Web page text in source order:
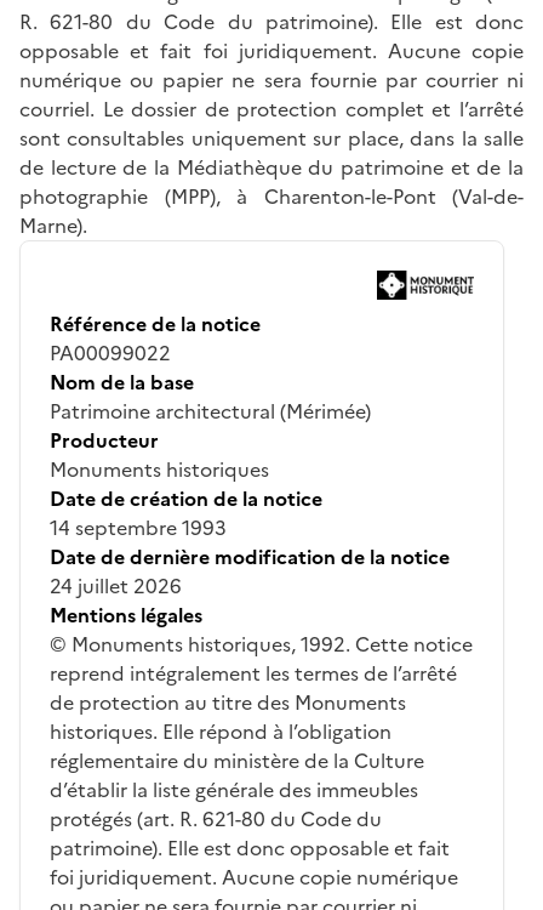
R. 621-80 du Code du patrimoine). Elle est donc
opposable et fait foi juridiquement. Aucune copie
numérique ou papier ne sera fournie par courrier ni
courriel. Le dossier de protection complet et l’arrêté
sont consultables uniquement sur place, dans la salle
de lecture de la Médiathèque du patrimoine et de la
photographie (MPP), à Charenton-le-Pont (Val-de-
Marne).
Référence de la notice
PA00099022
Nom de la base
Patrimoine architectural (Mérimée)
Producteur
Monuments historiques
Date de création de la notice
14 septembre 1993
Date de dernière modification de la notice
24 juillet 2026
Mentions légales
© Monuments historiques, 1992. Cette notice
reprend intégralement les termes de l’arrêté
de protection au titre des Monuments
historiques. Elle répond à l’obligation
réglementaire du ministère de la Culture
d’établir la liste générale des immeubles
protégés (art. R. 621-80 du Code du
patrimoine). Elle est donc opposable et fait
foi juridiquement. Aucune copie numérique